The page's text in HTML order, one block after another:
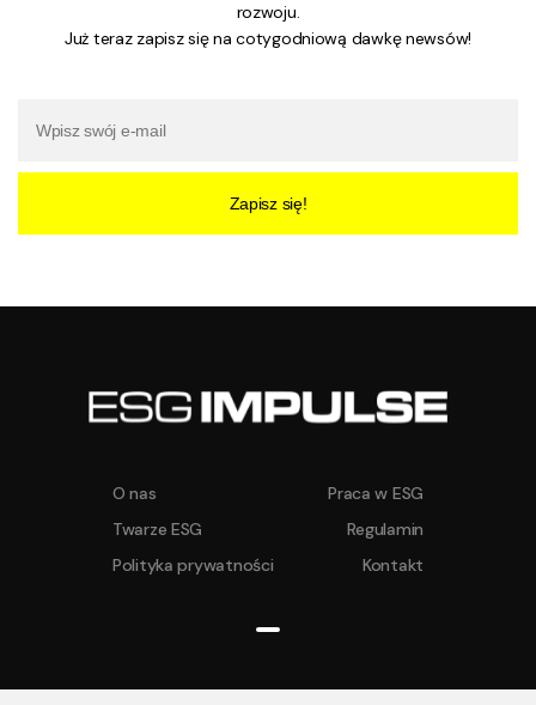
rozwoju.
Już teraz zapisz się na cotygodniową dawkę newsów!
Zapisz się!
O nas
Praca w ESG
Twarze ESG
Regulamin
Polityka prywatności
Kontakt